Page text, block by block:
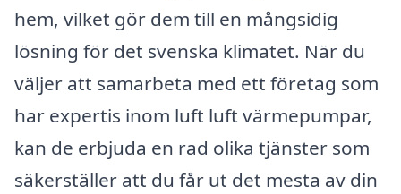
hem, vilket gör dem till en mångsidig
lösning för det svenska klimatet. När du
väljer att samarbeta med ett företag som
har expertis inom luft luft värmepumpar,
kan de erbjuda en rad olika tjänster som
säkerställer att du får ut det mesta av din